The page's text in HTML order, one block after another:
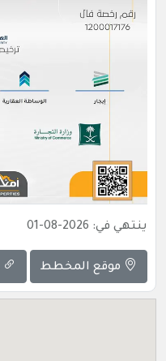
ينتهي في: 2026-08-01
موقع المخطط